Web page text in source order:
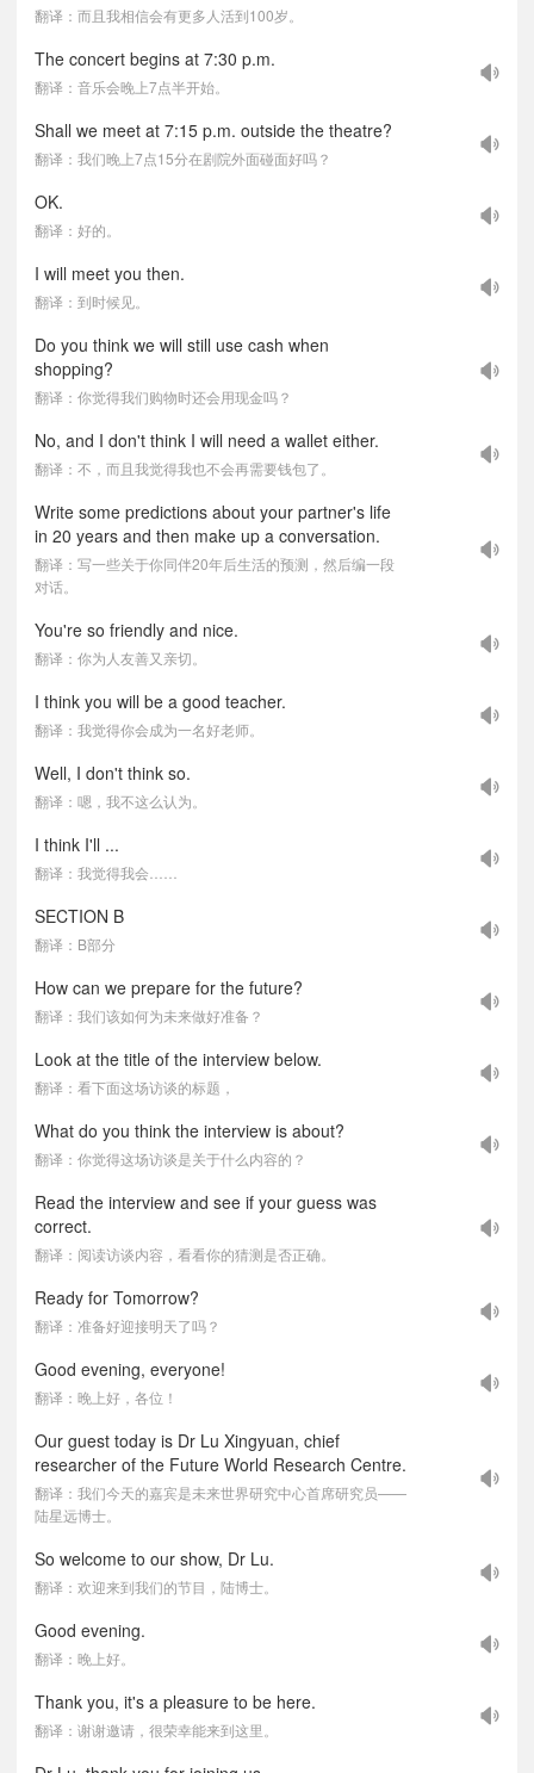
翻译：而且我相信会有更多人活到100岁。
The concert begins at 7:30 p.m.
翻译：音乐会晚上7点半开始。
Shall we meet at 7:15 p.m. outside the theatre?
翻译：我们晚上7点15分在剧院外面碰面好吗？
OK.
翻译：好的。
I will meet you then.
翻译：到时候见。
Do you think we will still use cash when
shopping?
翻译：你觉得我们购物时还会用现金吗？
No, and I don't think I will need a wallet either.
翻译：不，而且我觉得我也不会再需要钱包了。
Write some predictions about your partner's life
in 20 years and then make up a conversation.
翻译：写一些关于你同伴20年后生活的预测，然后编一段
对话。
You're so friendly and nice.
翻译：你为人友善又亲切。
I think you will be a good teacher.
翻译：我觉得你会成为一名好老师。
Well, I don't think so.
翻译：嗯，我不这么认为。
I think I'll ...
翻译：我觉得我会……
SECTION B
翻译：B部分
How can we prepare for the future?
翻译：我们该如何为未来做好准备？
Look at the title of the interview below.
翻译：看下面这场访谈的标题，
What do you think the interview is about?
翻译：你觉得这场访谈是关于什么内容的？
Read the interview and see if your guess was
correct.
翻译：阅读访谈内容，看看你的猜测是否正确。
Ready for Tomorrow?
翻译：准备好迎接明天了吗？
Good evening, everyone!
翻译：晚上好，各位！
Our guest today is Dr Lu Xingyuan, chief
researcher of the Future World Research Centre.
翻译：我们今天的嘉宾是未来世界研究中心首席研究员——
陆星远博士。
So welcome to our show, Dr Lu.
翻译：欢迎来到我们的节目，陆博士。
Good evening.
翻译：晚上好。
Thank you, it's a pleasure to be here.
翻译：谢谢邀请，很荣幸能来到这里。